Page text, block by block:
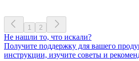
1 2
Не нашли то, что искали?
Получите поддержку для вашего
инструкции, изучите советы и